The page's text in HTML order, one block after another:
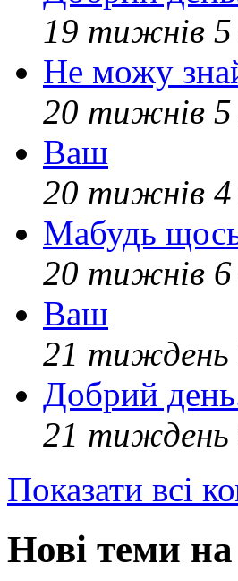
19 тижнів 5
Не можу
20 тижнів 5
Ваш
20 тижнів 4
Мабудь щось
20 тижнів 6
Ваш
21 тиждень
Добрий
21 тиждень
Показати всі
Нові теми